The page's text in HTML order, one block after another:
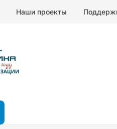
Наши проекты